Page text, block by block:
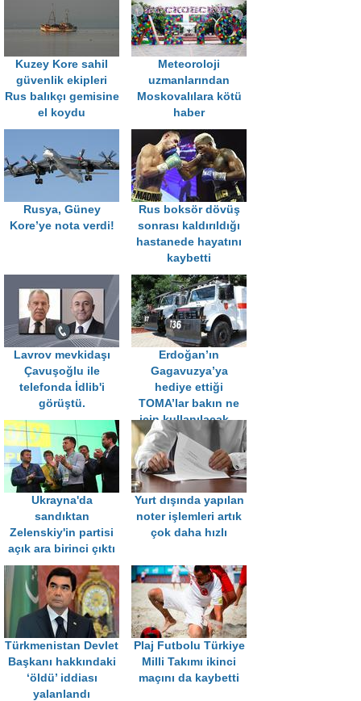
Kuzey Kore sahil
güvenlik ekipleri
Rus balıkçı gemisine
el koydu
Meteoroloji
uzmanlarından
Moskovalılara kötü
haber
Rusya, Güney
Kore’ye nota verdi!
Rus boksör dövüş
sonrası kaldırıldığı
hastanede hayatını
kaybetti
Lavrov mevkidaşı
Çavuşoğlu ile
telefonda İdlib'i
görüştü.
Erdoğan’ın
Gagavuzya’ya
hediye ettiği
TOMA’lar bakın ne
için kullanılacak...
Ukrayna'da
sandıktan
Zelenskiy'in partisi
açık ara birinci çıktı
Yurt dışında yapılan
noter işlemleri artık
çok daha hızlı
Türkmenistan Devlet
Başkanı hakkındaki
‘öldü’ iddiası
yalanlandı
Plaj Futbolu Türkiye
Milli Takımı ikinci
maçını da kaybetti